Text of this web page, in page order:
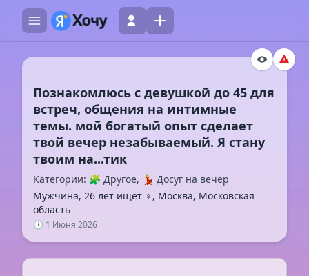
Познакомлюсь с девушкой до 45 для
встреч, общения на интимные
темы. мой богатый опыт сделает
твой вечер незабываемый. Я стану
Категории: 🧩 Другое, 💃 Досуг на вечер
Мужчина, 26 лет ищет ♀️, Москва, Московская
область
🕓 1 Июня 2026